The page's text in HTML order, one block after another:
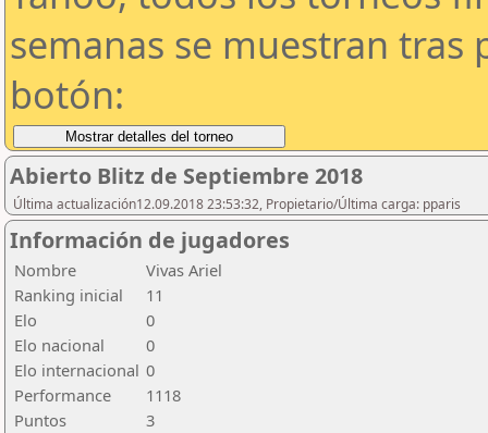
semanas se muestran tras
botón:
Abierto Blitz de Septiembre 2018
Última actualización12.09.2018 23:53:32, Propietario/Última carga: pparis
Información de jugadores
Nombre
Vivas Ariel
Ranking inicial
11
Elo
0
Elo nacional
0
Elo internacional 0
Performance
1118
Puntos
3